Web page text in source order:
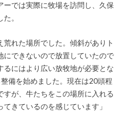
ーでは実際に牧場を訪問し、久保
。
荒れた場所でした。傾斜がありト
にできないので放置していたので
るにはより広い放牧地が必要とな
備を始めました。現在は20頭程
すが、牛たちをこの場所に入れる
きているのを感じています」